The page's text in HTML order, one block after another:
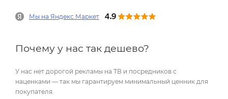
Мы на Яндекс.Маркет
Почему у нас так дешево?
У нас нет дорогой рекламы на ТВ и посредников с
наценками — так мы гарантируем минимальный ценник для
покупателя.